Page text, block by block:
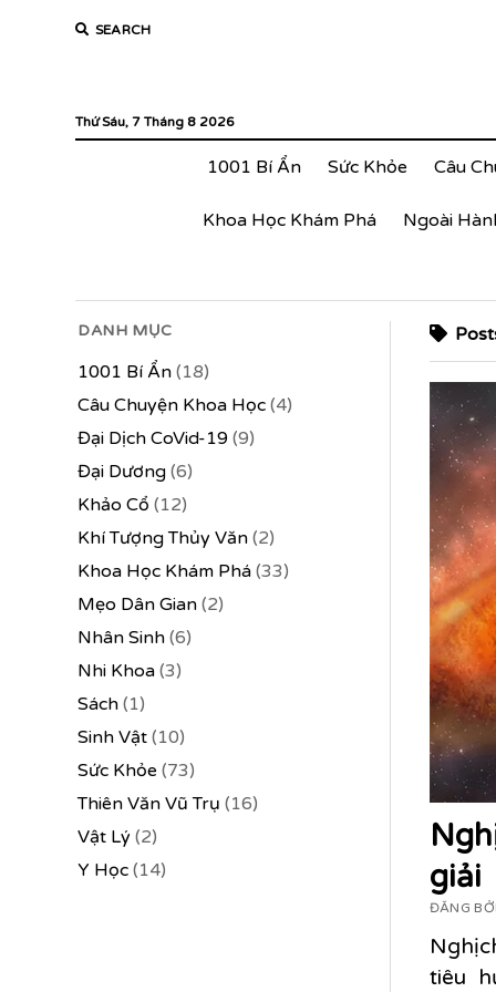
SEARCH
Thứ Sáu, 7 Tháng 8 2026
1001 Bí Ẩn Sức Khỏe Câu
Khoa Học Khám Phá Ngoài
DANH MỤC
1001 Bí Ẩn (18)
Câu Chuyện Khoa Học (4)
Đại Dịch CoVid-19 (9)
Đại Dương (6)
Khảo Cổ (12)
Khí Tượng Thủy Văn (2)
Khoa Học Khám Phá (33)
Mẹo Dân Gian (2)
Nhân Sinh (6)
Nhi Khoa (3)
Sách (1)
Sinh Vật (10)
Sức Khỏe (73)
Thiên Văn Vũ Trụ (16)
Vật Lý (2)
Y Học (14)
giải
ĐĂNG
tiêu